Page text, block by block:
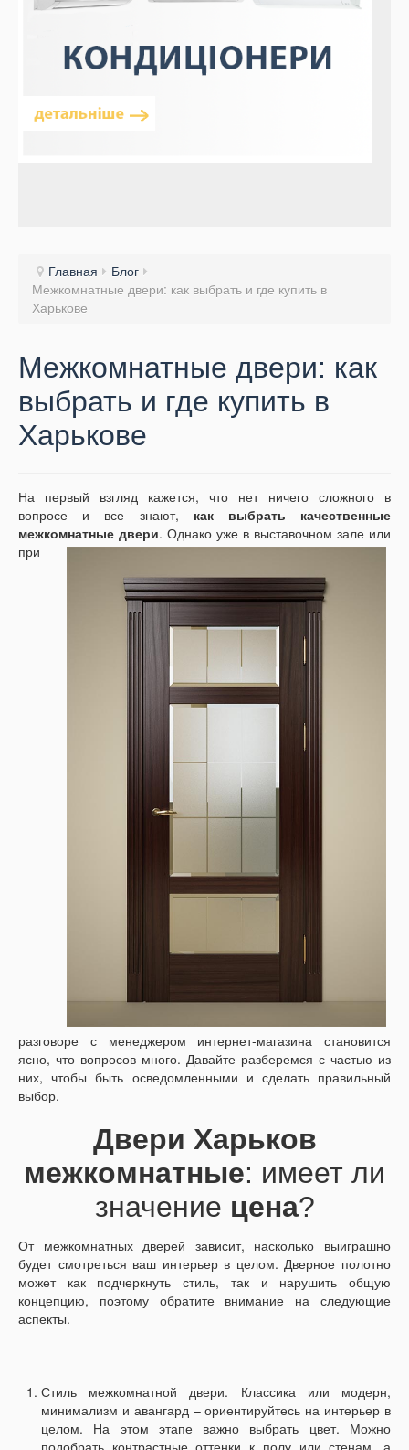
Главная
Блог
Межкомнатные двери: как выбрать и где купить в
Харькове
Межкомнатные двери: как
выбрать и где купить в
Харькове
На первый взгляд кажется, что нет ничего сложного в
вопросе и все знают, как выбрать качественные
межкомнатные двери. Однако уже в выставочном зале или
при
разговоре с менеджером интернет-магазина становится
ясно, что вопросов много. Давайте разберемся с частью из
них, чтобы быть осведомленными и сделать правильный
выбор.
Двери Харьков
межкомнатные: имеет ли
значение цена?
От межкомнатных дверей зависит, насколько выиграшно
будет смотреться ваш интерьер в целом. Дверное полотно
может как подчеркнуть стиль, так и нарушить общую
концепцию, поэтому обратите внимание на следующие
аспекты.
Стиль межкомнатной двери. Классика или модерн,
минимализм и авангард – ориентируйтесь на интерьер в
целом. На этом этапе важно выбрать цвет. Можно